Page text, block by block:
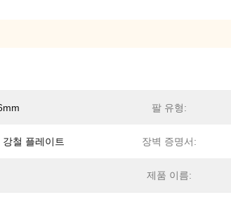
팔 유형:
철 플레이트 장벽 증명서:
제품 이름: